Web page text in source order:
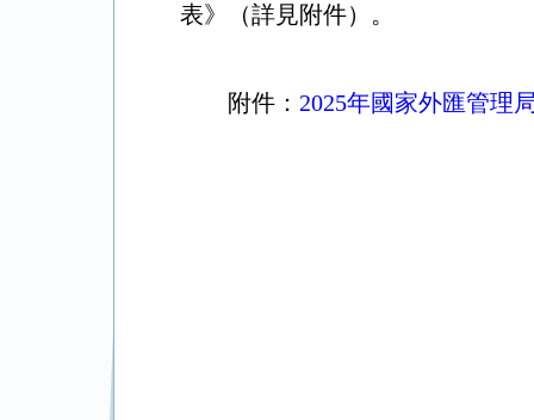
表》（詳見附件）。
附件： 2025年國家外匯管理